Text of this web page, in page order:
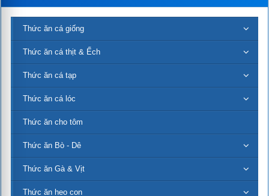
Thức ăn cá giống
Thức ăn cá thịt & Ếch
Thức ăn cá tạp
Thức ăn cá lóc
Thức ăn cho tôm
Thức ăn Bò - Dê
Thức ăn Gà & Vịt
Thức ăn heo con